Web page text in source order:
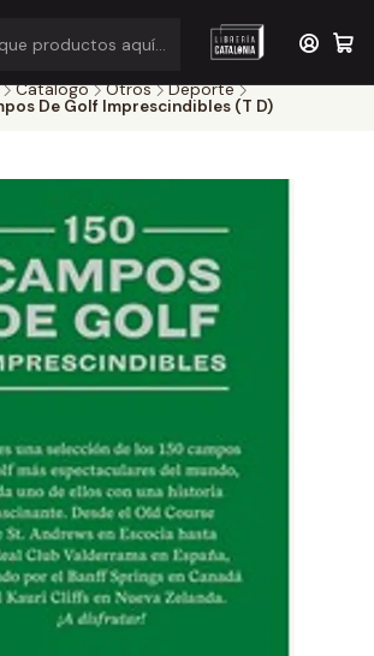
a $1.000 en RM por compras sobre
Catálogo Otros
Deporte
De Golf Imprescindibles (T D)